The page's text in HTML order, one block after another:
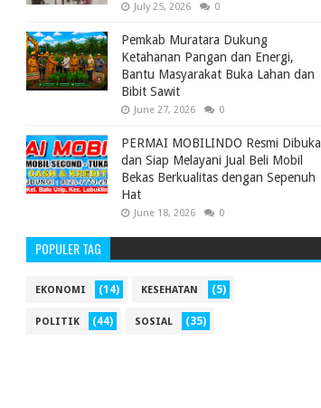
July 25, 2026 0
Pemkab Muratara Dukung
Ketahanan Pangan dan Energi,
Bantu Masyarakat Buka Lahan dan
Bibit Sawit
June 27, 2026 0
PERMAI MOBILINDO Resmi Dibuka
dan Siap Melayani Jual Beli Mobil
Bekas Berkualitas dengan Sepenuh
Hat
June 18, 2026 0
POPULER TAG
EKONOMI (14) KESEHATAN (5)
POLITIK (44) SOSIAL (35)